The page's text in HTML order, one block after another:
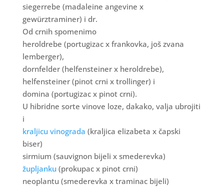
siegerrebe (madaleine angevine x
gewürztraminer) i dr.
Od crnih spomenimo
heroldrebe (portugizac x frankovka, još zvana
lemberger),
dornfelder (helfensteiner x heroldrebe),
helfensteiner (pinot crni x trollinger) i
domina (portugizac x pinot crni).
U hibridne sorte vinove loze, dakako, valja ubrojiti
i
kraljicu vinograda (kraljica elizabeta x čapski
biser)
sirmium (sauvignon bijeli x smederevka)
župljanku (prokupac x pinot crni)
neoplantu (smederevka x traminac bijeli)